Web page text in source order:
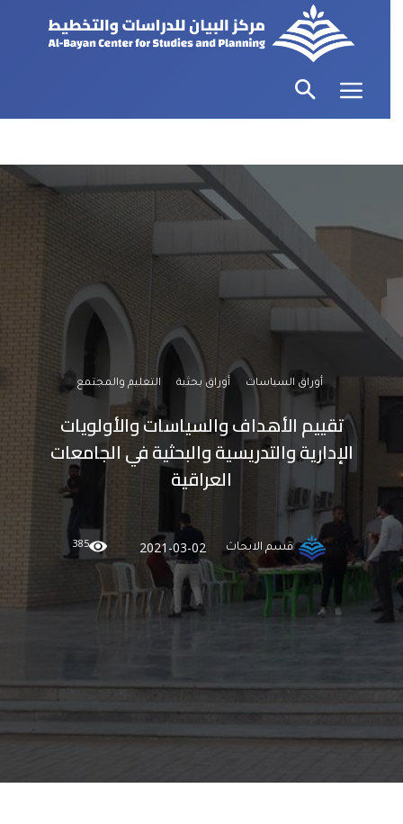
أوراق السياسات أوراق بحثية التعليم والمجتمع
تقييم الأهداف والسياسات والأولويات
الإدارية والتدريسية والبحثية في الجامعات
العراقية
قسم الابحاث 2021-03-02
385